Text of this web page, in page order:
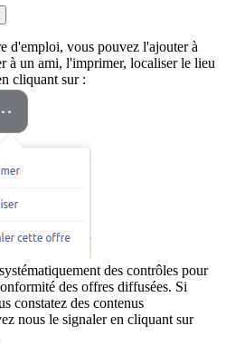
d'emploi, vous pouvez l'ajouter à
à un ami, l'imprimer, localiser le lieu
cliquant sur :
des contrôles pour
des offres diffusées. Si
constatez des contenus
nous le signaler en cliquant sur